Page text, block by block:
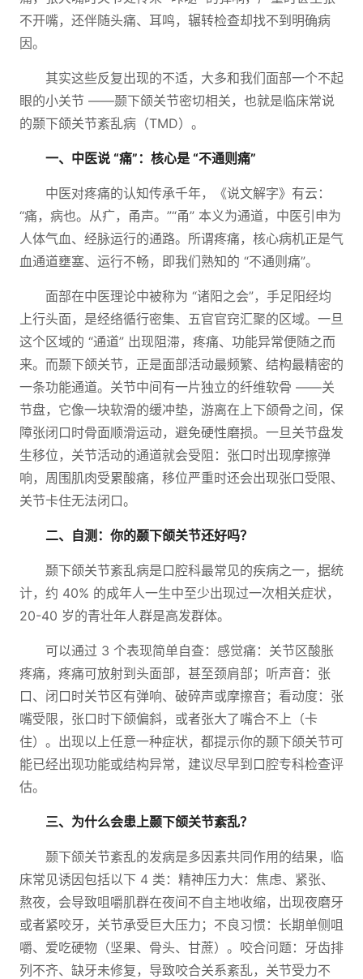
不开嘴，还伴随头痛、耳鸣，辗转检查却找不到明确病
因。
其实这些反复出现的不适，大多和我们面部一个不起
眼的小关节 ——颞下颌关节密切相关，也就是临床常说
的颞下颌关节紊乱病（TMD）。
一、中医说 “痛”：核心是 “不通则痛”
中医对疼痛的认知传承千年，《说文解字》有云：
“痛，病也。从疒，甬声。”“甬” 本义为通道，中医引申为
人体气血、经脉运行的通路。所谓疼痛，核心病机正是气
血通道壅塞、运行不畅，即我们熟知的 “不通则痛”。
面部在中医理论中被称为 “诸阳之会”，手足阳经均
上行头面，是经络循行密集、五官官窍汇聚的区域。一旦
这个区域的 “通道” 出现阻滞，疼痛、功能异常便随之而
来。而颞下颌关节，正是面部活动最频繁、结构最精密的
一条功能通道。关节中间有一片独立的纤维软骨 ——关
节盘，它像一块软滑的缓冲垫，游离在上下颌骨之间，保
障张闭口时骨面顺滑运动，避免硬性磨损。一旦关节盘发
生移位，关节活动的通道就会受阻：张口时出现摩擦弹
响，周围肌肉受累酸痛，移位严重时还会出现张口受限、
关节卡住无法闭口。
二、自测：你的颞下颌关节还好吗？
颞下颌关节紊乱病是口腔科最常见的疾病之一，据统
计，约 40% 的成年人一生中至少出现过一次相关症状，
20-40 岁的青壮年人群是高发群体。
可以通过 3 个表现简单自查：感觉痛：关节区酸胀
疼痛，疼痛可放射到头面部，甚至颈肩部；听声音：张
口、闭口时关节区有弹响、破碎声或摩擦音；看动度：张
嘴受限，张口时下颌偏斜，或者张大了嘴合不上（卡
住）。出现以上任意一种症状，都提示你的颞下颌关节可
能已经出现功能或结构异常，建议尽早到口腔专科检查评
估。
三、为什么会患上颞下颌关节紊乱？
颞下颌关节紊乱的发病是多因素共同作用的结果，临
床常见诱因包括以下 4 类：精神压力大：焦虑、紧张、
熬夜，会导致咀嚼肌群在夜间不自主地收缩，出现夜磨牙
或者紧咬牙，关节承受巨大压力；不良习惯：长期单侧咀
嚼、爱吃硬物（坚果、骨头、甘蔗）。咬合问题：牙齿排
列不齐、缺牙未修复，导致咬合关系紊乱，关节受力不